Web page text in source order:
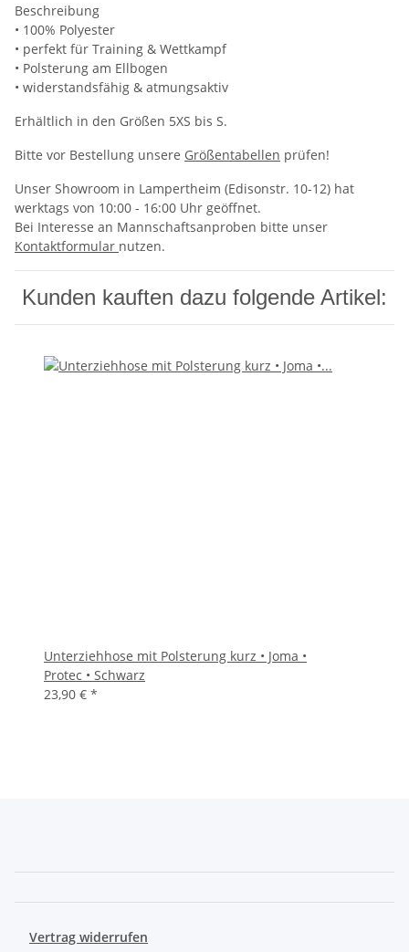
Beschreibung
• 100% Polyester
• perfekt für Training & Wettkampf
• Polsterung am Ellbogen
• widerstandsfähig & atmungsaktiv
Erhältlich in den Größen 5XS bis S.
Bitte vor Bestellung unsere Größentabellen prüfen!
Unser Showroom in Lampertheim (Edisonstr. 10-12) hat
werktags von 10:00 - 16:00 Uhr geöffnet.
Bei Interesse an Mannschaftsanproben bitte unser
Kontaktformular nutzen.
Kunden kauften dazu folgende Artikel:
Unterziehhose mit Polsterung kurz • Joma •
Protec • Schwarz
23,90 € *
Vertrag widerrufen